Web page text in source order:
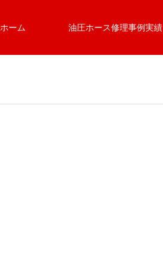
ホーム 油圧ホース修理事例実績